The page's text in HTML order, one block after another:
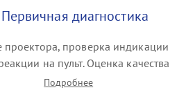
диагностика
проектора, проверка индикации
на пульт. Оценка качества
лампы, наличия артефактов
Подробнее